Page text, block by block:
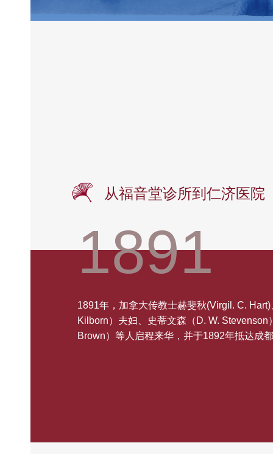
从福音堂诊所到仁济医院
1891
1891年，加拿大传教士赫斐秋(Virgil. C.
Kilborn）夫妇、史蒂文森（D. W. Stevenson
Brown）等人启程来华，并于1892年抵达成
1894
1894年，美国人甘来德在陕西街开设药房、
所，后定名为存仁医院。
1896
1896年，加拿大人启希贤（Retta Gifford.
祠医院中开设妇孺病房，其后在新巷子发展
乃至西部妇女儿童专科的起源。
1908
1908年，加拿大人林则（Ashley Woodward
院开设牙科诊疗室。